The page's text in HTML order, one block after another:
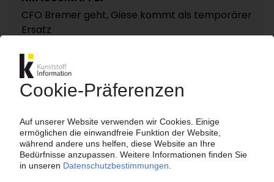
CFO Bremer geht, Giese kommt als temporärer
Ersatz